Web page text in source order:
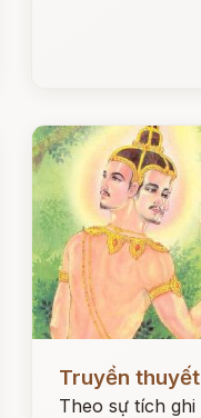
Đọc ngay
Truyền
Theo sự tích